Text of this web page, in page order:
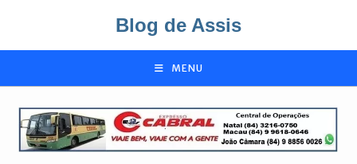
o
Blog de Assis
MENU